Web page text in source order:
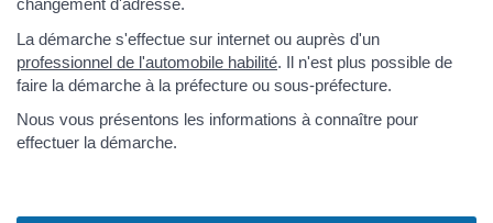
changement d'adresse.
La démarche s'effectue sur internet ou auprès d'un
professionnel de l'automobile habilité. Il n'est plus possible de
faire la démarche à la préfecture ou sous-préfecture.
Nous vous présentons les informations à connaître pour
effectuer la démarche.